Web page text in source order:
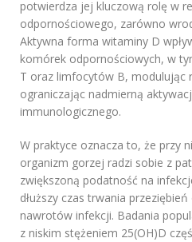
potwierdza jej kluczową rolę w
odpornościowego, zarówno
Aktywna forma witaminy D
komórek odpornościowych, w
T oraz limfocytów B, modulując
ograniczając nadmierną
immunologicznego.
W praktyce oznacza to, że przy
organizm gorzej radzi sobie z
zwiększoną podatność na
dłuższy czas trwania
nawrotów infekcji. Badania
z niskim stężeniem 25(OH)D